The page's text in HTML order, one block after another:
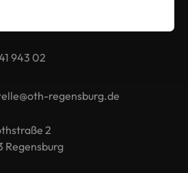
943 02
regensburg.de
2
Regensburg